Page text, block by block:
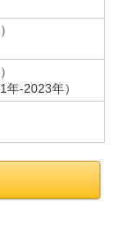
-2023年）